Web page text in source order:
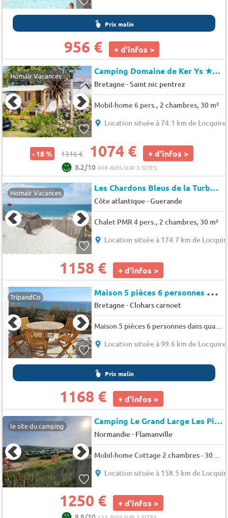
Prix malin
956 € + d'infos >
Homair Vacances Camping Domaine de Ker Ys★★★★
Bretagne-Saint nic pentrez
Mobil-home 6 pers., 2 chambres, 30 m²
Location située à 74.1 km de
- 18 % 1316 € 1074 € + d'infos >
8.2/10468 AVIS SUR 3 SITES
Homair Vacances Les Chardons Bleus de la Turballe
Côte atlantique-Guerande
Chalet PMR 4 pers., 2 chambres, 30 m²
Location située à 174.7 km de
1158 € + d'infos >
TripandCo M
aison 5 pièces 6 personnes dans quartier calme à 10 minutes des plages
Bretagne-Clohars carnoet
Maison 5 pièces 6 personnes dans quartier calme à 10 minutes des plages
Location située à 99.6 km de
Prix malin
1168 € + d'infos >
le site du camping Camping Le Grand Large Les Pieux
Normandie- Flamanville
Location située à 158.5 km de
1250 € + d'infos >